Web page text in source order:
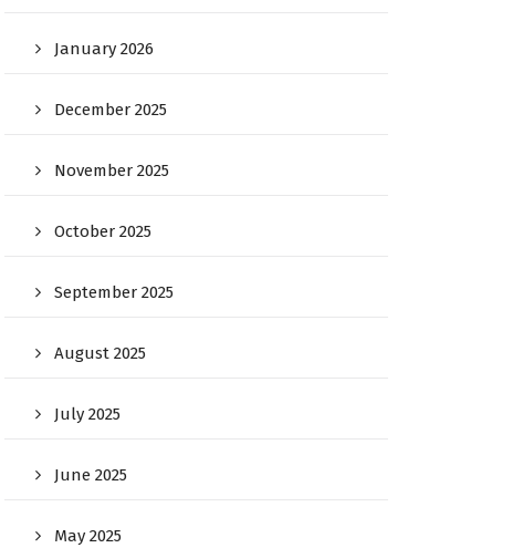
January 2026
December 2025
November 2025
October 2025
September 2025
August 2025
July 2025
June 2025
May 2025